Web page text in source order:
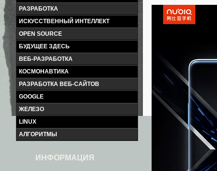
РАЗРАБОТКА
ИСКУССТВЕННЫЙ ИНТЕЛЛЕКТ
OPEN SOURCE
БУДУЩЕЕ ЗДЕСЬ
ВЕБ-РАЗРАБОТКА
КОСМОНАВТИКА
РАЗРАБОТКА ВЕБ-САЙТОВ
GOOGLE
ЖЕЛЕЗО
LINUX
АЛГОРИТМЫ
ИНФОРМАЦИЯ